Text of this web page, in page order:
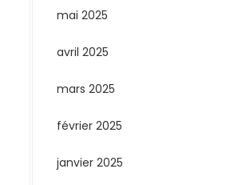
mai 2025
avril 2025
mars 2025
février 2025
janvier 2025